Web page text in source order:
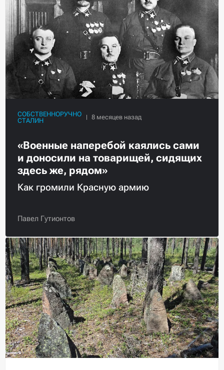
СОБСТВЕННОРУЧНО
СТАЛИН
«Военные наперебой каялись сами
и доносили на товарищей, сидящих
здесь же, рядом»
Как громили Красную армию
Павел Гутионтов